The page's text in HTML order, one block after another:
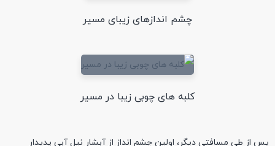
چشم اندازهای زیبای مسیر
کلبه های چوبی زیبا در مسیر
پس از طی مسافتی دیگر، اولین چشم انداز از آبشار نیل آبی پدیدار